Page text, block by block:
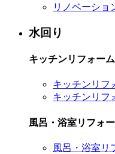
リノベーショ
水回り
キッチンリフォーム
キッチンリフ
キッチンリフ
風呂・浴室リフォ
風呂・浴室リ